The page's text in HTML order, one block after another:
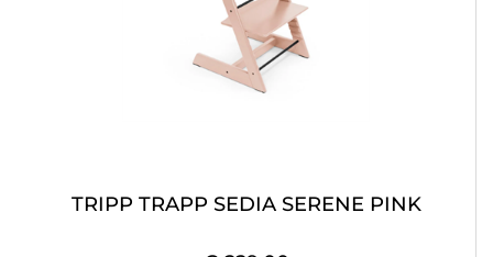
TRIPP TRAPP SEDIA SERENE PINK